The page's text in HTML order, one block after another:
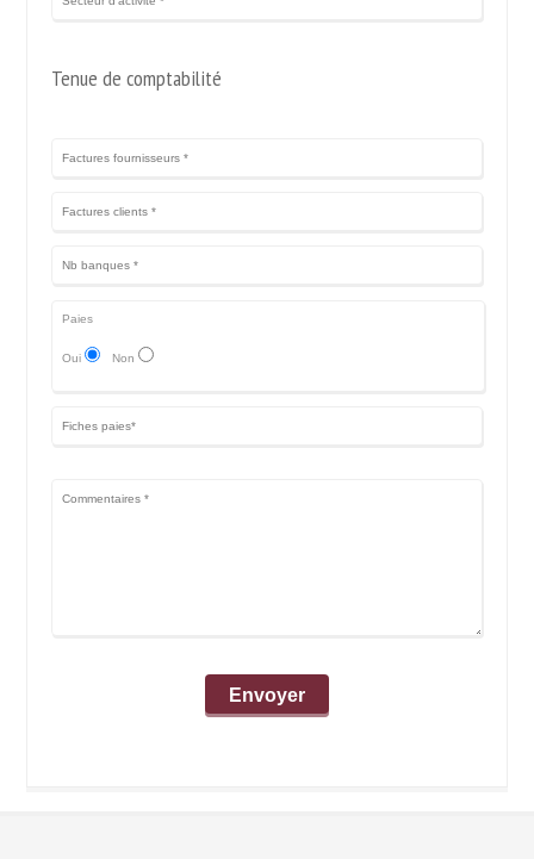
Tenue de comptabilité
Paies
Oui Non